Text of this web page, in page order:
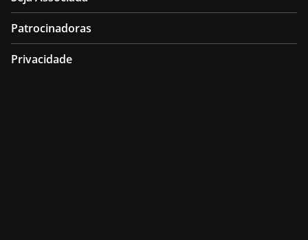
Patrocinadoras
Privacidade